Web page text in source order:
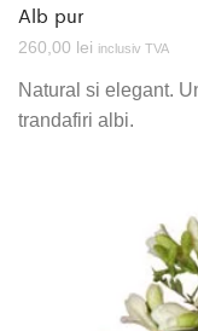
Alb pur
260,00 lei inclusiv TVA
Natural si elegant.
trandafiri albi.